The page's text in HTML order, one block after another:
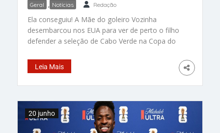
Geral , Notícias Redação
Ela conseguiu! A Mãe do goleiro Vozinha
desembarcou nos EUA para ver de perto o filho
defender a seleção de Cabo Verde na Copa do
poucos dias depois de o goleiro Vozinha
emocionar o público ao contar, em entrevista,
que a mãe dele ainda não tinha conseguido
dificuldades com a documentação da viagem. A
história sensibilizou muita gente e, após uma
mobilização que contou até com apoio das
Leia Mais
20 junho